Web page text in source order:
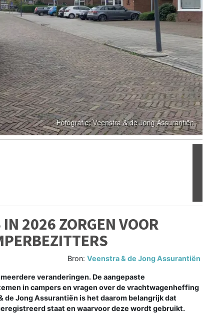
2026 ZORGEN VOOR
Bron:Veenstra & de Jong Assurantiën
veranderingen. De aangepaste
in campers en vragen over de vrachtwagenheffing
Jong Assurantiën is het daarom belangrijk dat
staat en waarvoor deze wordt gebruikt.